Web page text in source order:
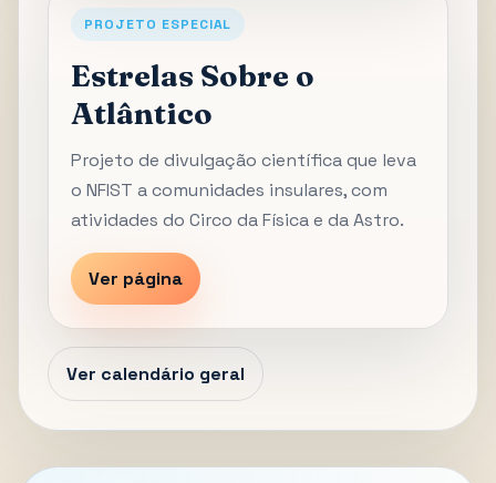
PROJETO ESPECIAL
Estrelas Sobre o
Atlântico
Projeto de divulgação científica que leva
o NFIST a comunidades insulares, com
atividades do Circo da Física e da Astro.
Ver página
Ver calendário geral